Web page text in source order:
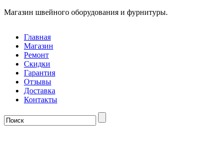
Магазин швейного оборудования и фурнитуры.
Главная
Магазин
Ремонт
Скидки
Гарантия
Отзывы
Доставка
Контакты